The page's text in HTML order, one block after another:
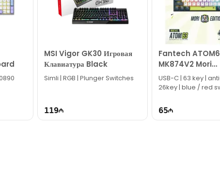
с моделью Gigabyte K6800 Keyboard, через онлайн-поддержку
почте или написать нам в WhatsApp.
MSI Vigor GK30 Игровая
Клавиатура Black
Simli | RGB | Plunger Switches
119
Fantech
MK874V2 Mori
Mechanical
White / Blue
USB-C | 63 key |
26key | blue / red
65